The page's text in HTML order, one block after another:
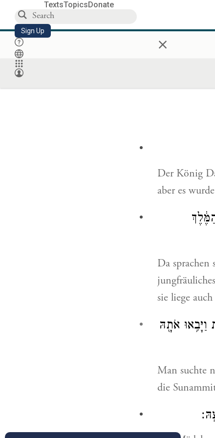
TextsTopicsDonate
Sign Up ×
Der König
aber es
Da
sie liege
וַיָּבִ֥אוּ אֹתָ֖הּ
Man suchte
die